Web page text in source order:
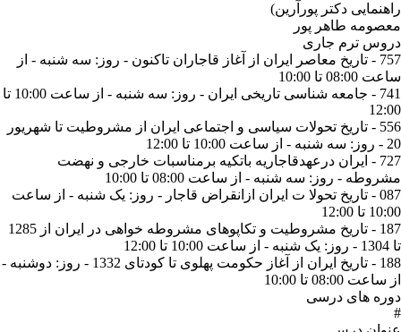
راهنمایی دکتر پورآرین)
معصومه طاهر پور
دروس ترم جاری
757 - تاریخ معاصر ایران از آغاز قاجاران تاکنون - روز: سه شنبه - از
ساعت 08:00 تا 10:00
741 - جامعه شناسی تاریخی ایران - روز: سه شنبه - از ساعت 10:00 تا
12:00
556 - تاریخ تحولات سیاسی و اجتماعی ایران از مشروطیت تا شهریور
20 - روز: سه شنبه - از ساعت 10:00 تا 12:00
727 - ایران درعهدقاجاریه باتکیه برمناسبات خارجی و نهضت
مشروطه - روز: سه شنبه - از ساعت 08:00 تا 10:00
087 - تاریخ تحولا ت ایران ازانقراض قاجار - روز: یک شنبه - از ساعت
10:00 تا 12:00
187 - تاریخ مشروطیت و تکاپوهای مشروطه خواهی در ایران از 1285
تا 1304 - روز: یک شنبه - از ساعت 10:00 تا 12:00
188 - تاریخ ایران از آغاز حکومت پهلوی تا کودتای 1332 - روز: دوشنبه -
از ساعت 08:00 تا 10:00
دوره های درسی
#